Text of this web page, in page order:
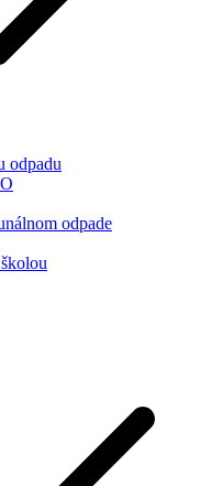
odpadu
odpade